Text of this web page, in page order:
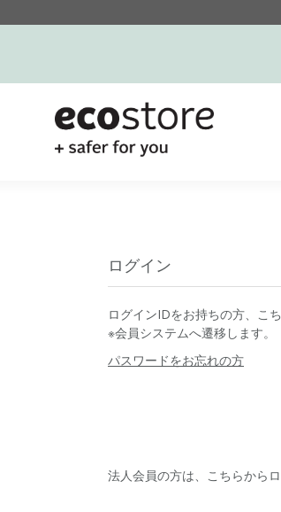
ログイン
ログインIDをお持ちの方、こ
※会員システムへ遷移します。
パスワードをお忘れの方
法人会員の方は、こちらから